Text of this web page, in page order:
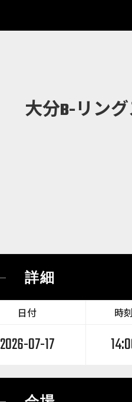
大分B-リン
詳細
日付 時刻
2026-07-17